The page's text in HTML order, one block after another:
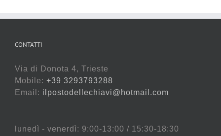
CONTATTI
Via di Donota 4, Trieste
Mobile: +39 3293793288
Email: ilpostodellechiavi@hotmail.com
lunedì - venerdì: 9:00-13:00 / 15:30-18:30